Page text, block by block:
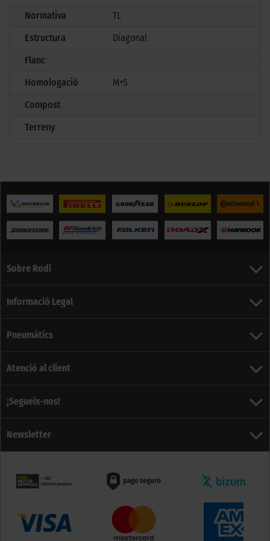
Normativa
TL
Estructura
Diagonal
Flanc
Homologació
M+S
Compost
Terreny
Sobre Rodi
Informació Legal
Pneumàtics
Atenció al client
¡Segueix-nos!
Newsletter